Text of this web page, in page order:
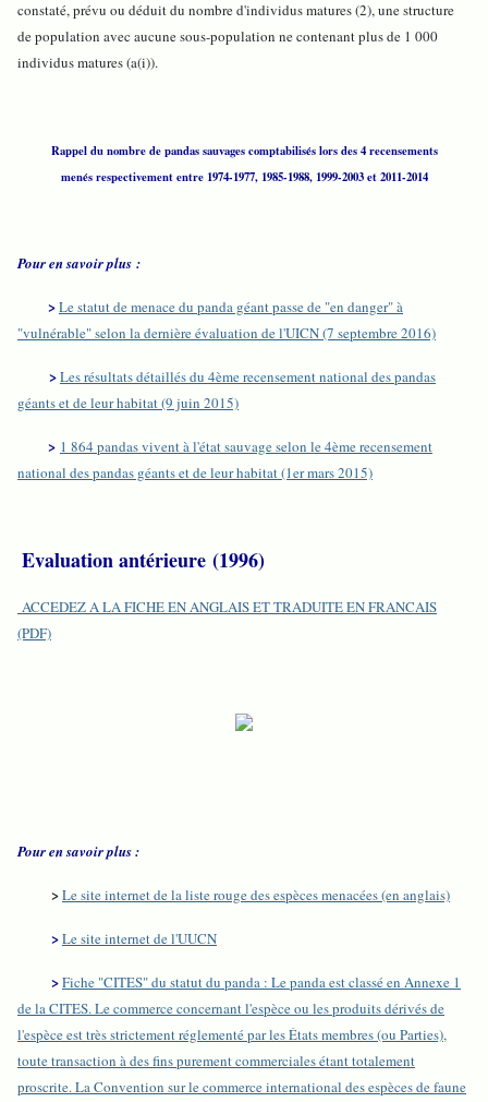
constaté, prévu ou déduit du nombre d'individus matures (2), une structure
de population avec aucune sous-population ne contenant plus de 1 000
individus matures (a(i)).
Rappel du nombre de pandas sauvages comptabilisés lors des 4 recensements
menés respectivement entre 1974-1977, 1985-1988, 1999-2003 et 2011-2014
Pour en savoir plus :
>Le statut de menace du panda géant passe de "en danger" à
"vulnérable" selon la dernière évaluation de l'UICN (7 septembre 2016)
>Les résultats détaillés du 4ème recensement national des pandas
géants et de leur habitat (9 juin 2015)
> 1 864 pandas vivent à l'état sauvage selon le 4ème recensement
national des pandas géants et de leur habitat (1er mars 2015)
Evaluation antérieure (1996)
ACCEDEZ A LA FICHE EN ANGLAIS ET TRADUITE EN FRANCAIS
(PDF)
Pour en savoir plus :
>Le site internet de la liste rouge des espèces menacées (en anglais)
>Le site internet de l'UUCN
>Fiche "CITES" du statut du panda : Le panda est classé en Annexe 1
de la CITES. Le commerce concernant l'espèce ou les produits dérivés de
l'espèce est très strictement réglementé par les États membres (ou Parties),
toute transaction à des fins purement commerciales étant totalement
proscrite. La Convention sur le commerce international des espèces de faune